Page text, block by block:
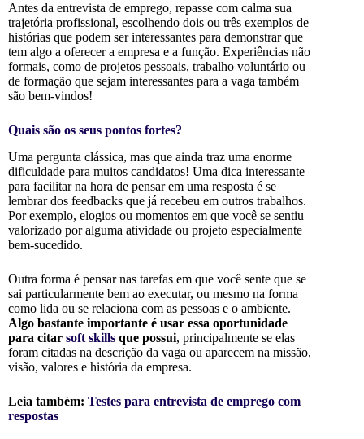
Antes da entrevista de emprego, repasse com calma sua
trajetória profissional, escolhendo dois ou três exemplos de
histórias que podem ser interessantes para demonstrar que
tem algo a oferecer a empresa e a função. Experiências não
formais, como de projetos pessoais, trabalho voluntário ou
de formação que sejam interessantes para a vaga também
são bem-vindos!
Quais são os seus pontos fortes?
Uma pergunta clássica, mas que ainda traz uma enorme
dificuldade para muitos candidatos! Uma dica interessante
para facilitar na hora de pensar em uma resposta é se
lembrar dos feedbacks que já recebeu em outros trabalhos.
Por exemplo, elogios ou momentos em que você se sentiu
valorizado por alguma atividade ou projeto especialmente
bem-sucedido.
Outra forma é pensar nas tarefas em que você sente que se
sai particularmente bem ao executar, ou mesmo na forma
como lida ou se relaciona com as pessoas e o ambiente.
Algo bastante importante é usar essa oportunidade
para citar soft skills que possui, principalmente se elas
foram citadas na descrição da vaga ou aparecem na missão,
visão, valores e história da empresa.
Leia também: Testes para entrevista de emprego com
respostas